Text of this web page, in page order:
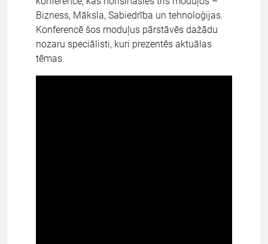
Bizness, Māksla, Sabiedrība un tehnoloģijas.
Konferencē šos moduļus pārstāvēs dažādu
nozaru speciālisti, kuri prezentēs aktuālas
tēmas.